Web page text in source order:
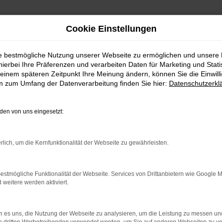
88 30
fulda-west.de
Meisterwerkstatt
Cookie Einstellungen
bestmögliche Nutzung unserer Webseite zu ermöglichen und unsere
Ihre Präferenzen und verarbeiten Daten für Marketing und
späteren Zeitpunkt Ihre Meinung ändern, können Sie die
zum Umfang der Datenverarbeitung finden Sie hier:
von uns eingesetzt:
um die Kernfunktionalität der Webseite zu gewährleisten.
Funktionalität der Webseite. Services von Drittanbietern wie Google
weitere werden aktiviert.
es uns, die Nutzung der Webseite zu analysieren, um die Leistung zu messen